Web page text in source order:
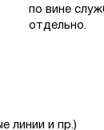
по вине
отдельно.
линии и пр.)